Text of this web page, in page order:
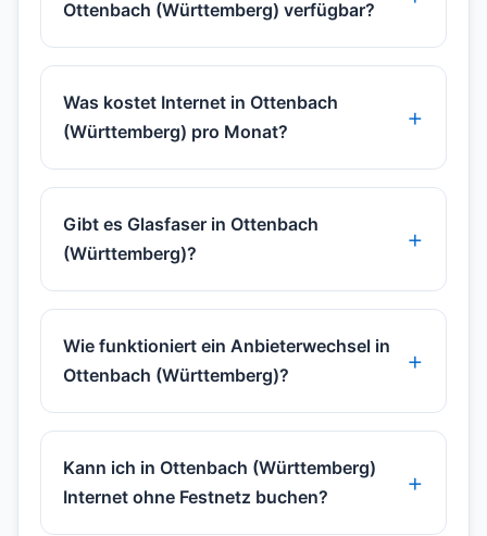
Ottenbach (Württemberg) verfügbar?
Was kostet Internet in Ottenbach
(Württemberg) pro Monat?
Gibt es Glasfaser in Ottenbach
(Württemberg)?
Wie funktioniert ein Anbieterwechsel in
Ottenbach (Württemberg)?
Kann ich in Ottenbach (Württemberg)
Internet ohne Festnetz buchen?